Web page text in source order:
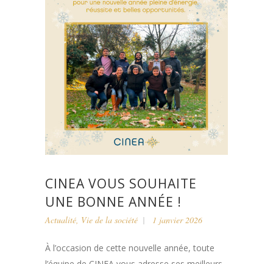
CINEA VOUS SOUHAITE
UNE BONNE ANNÉE !
Actualité Vie de la société 1 janvier 2026
À l’occasion de cette nouvelle année, toute